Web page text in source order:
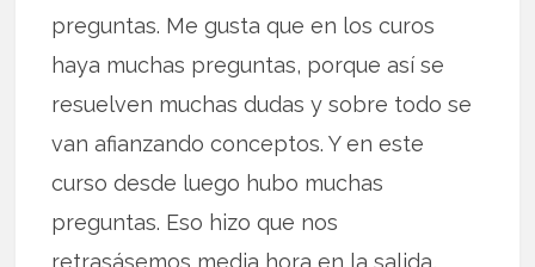
preguntas. Me gusta que en los curos
haya muchas preguntas, porque así se
resuelven muchas dudas y sobre todo se
van afianzando conceptos. Y en este
curso desde luego hubo muchas
preguntas. Eso hizo que nos
retrasásemos media hora en la salida,